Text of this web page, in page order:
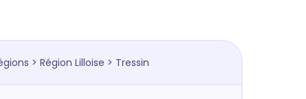
> Région Lilloise > Tressin